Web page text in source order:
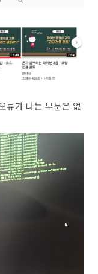
류가 나는 부분은 없